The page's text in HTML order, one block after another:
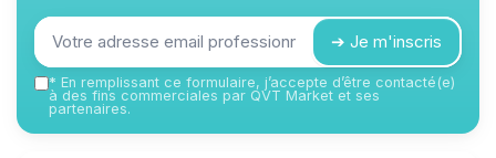
➔ Je m'inscris
* En remplissant ce formulaire, j’accepte d’être contacté(e)
à des fins commerciales par QVT Market et ses
partenaires.